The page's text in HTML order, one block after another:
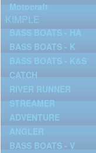
Motocraft
KIMPLE
BASS BOATS - HA
BASS BOATS - K
BASS BOATS - K&S
CATCH
RIVER RUNNER
STREAMER
ADVENTURE
ANGLER
BASS BOATS - V